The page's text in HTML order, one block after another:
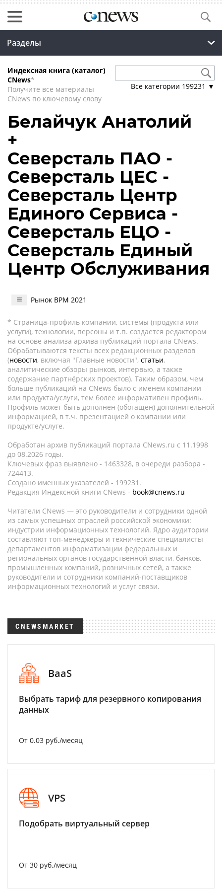
Разделы
Индексная книга (каталог)
CNews*
Получите все материалы
CNews по ключевому слову
Все категории 199231 ▼
Белайчук Анатолий
+
Северсталь ПАО -
Северсталь ЦЕС -
Северсталь Центр
Единого Сервиса -
Северсталь ЕЦО -
Северсталь Единый
Центр Обслуживания
Рынок BPM 2021
* Страница-профиль компании, системы (продукта или
услуги), технологии, персоны и т.п. создается редактором
на основе анализа архива публикаций портала CNews.
Обрабатываются тексты всех редакционных разделов
(новости, включая "Главные новости", статьи,
аналитические обзоры рынков, интервью, а также
содержание партнёрских проектов). Таким образом, чем
больше публикаций на CNews было с именем компании
или продукта/услуги, тем более информативен профиль.
Профиль может быть дополнен (обогащен) дополнительной
информацией, в т.ч. презентацией о компании или
продукте/услуге.
Обработан архив публикаций портала CNews.ru c 11.1998
до 08.2026 годы.
Ключевых фраз выявлено - 1463328, в очереди разбора -
724413.
Создано именных указателей - 199231.
Редакция Индексной книги CNews - book@cnews.ru
Читатели CNews — это руководители и сотрудники одной
из самых успешных отраслей российской экономики:
индустрии информационных технологий. Ядро аудитории
составляют топ-менеджеры и технические специалисты
департаментов информатизации федеральных и
региональных органов государственной власти, банков,
промышленных компаний, розничных сетей, а также
руководители и сотрудники компаний-поставщиков
информационных технологий и услуг связи.
CNEWSMARKET
BaaS
Выбрать тариф для резервного копирования
данных
От 0.03 руб./месяц
VPS
Подобрать виртуальный сервер
От 30 руб./месяц